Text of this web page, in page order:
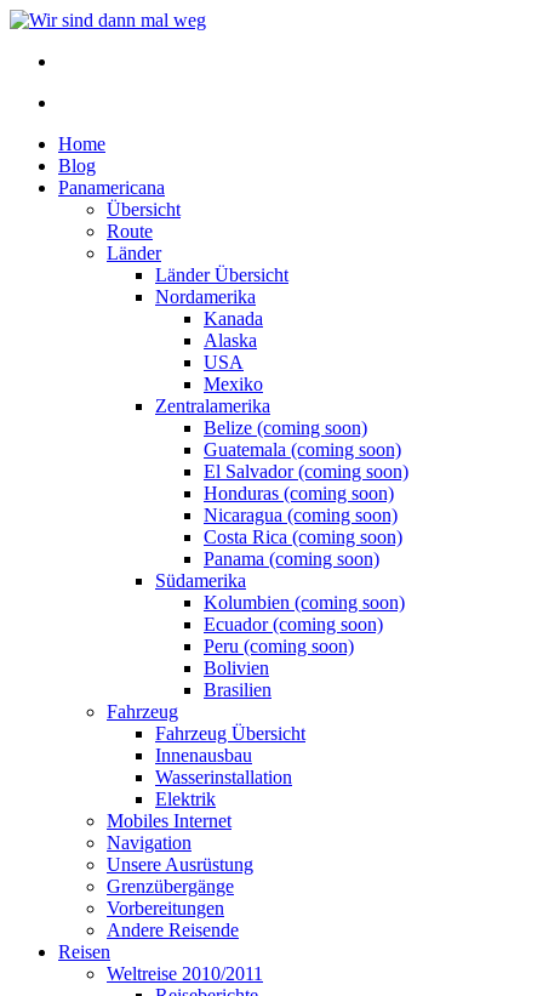
Home
Blog
Panamericana
Übersicht
Route
Länder
Länder Übersicht
Nordamerika
Kanada
Alaska
USA
Mexiko
Zentralamerika
Belize (coming soon)
Guatemala (coming soon)
El Salvador (coming soon)
Honduras (coming soon)
Nicaragua (coming soon)
Costa Rica (coming soon)
Panama (coming soon)
Südamerika
Kolumbien (coming soon)
Ecuador (coming soon)
Peru (coming soon)
Bolivien
Brasilien
Fahrzeug
Fahrzeug Übersicht
Innenausbau
Wasserinstallation
Elektrik
Mobiles Internet
Navigation
Unsere Ausrüstung
Grenzübergänge
Vorbereitungen
Andere Reisende
Reisen
Weltreise 2010/2011